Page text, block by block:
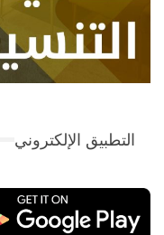
التطبيق الإلكتروني